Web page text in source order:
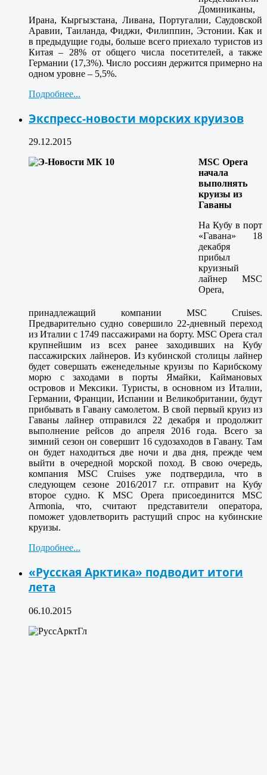
Доминиканы,
Ирана, Кыргызстана, Ливана, Португалии, Саудовской
Аравии, Таиланда, Фиджи, Филиппин, Эстонии. Как и
в предыдущие годы, больше всего приехало туристов из
Китая – 28% от общего числа посетителей, а также
Германии (17,3%). Число россиян держится примерно на
одном уровне – 5,5%.
Подробнее...
Экспресс-новости морских круизов
29.12.2015
MSC Opera
начала
выполнять
круизы из
Гаваны
На Кубу в порт
«Гавана» 18
декабря
прибыл
круизный
лайнер MSC
Opera,
принадлежащий компании MSC Cruises.
Предварительно судно совершило 22-дневный переход
из Италии с 1749 пассажирами на борту. MSC Opera стал
крупнейшим из всех ранее заходивших на Кубу
пассажирских лайнеров. Из кубинской столицы лайнер
будет совершать еженедельные круизы по Карибскому
морю с заходами в порты Ямайки, Каймановых
островов и Мексики. Туристы, в основном из Италии,
Германии, Франции, Испании и Великобритании, будут
прибывать в Гавану самолетом. В свой первый круиз из
Гаваны лайнер отправился 22 декабря и продолжит
выполнение рейсов до апреля 2016 года. Всего за
зимний сезон он совершит 16 судозаходов в Гавану. Там
он будет находиться две ночи и два дня, прежде чем
выйти в очередной морской поход. В свою очередь,
компания MSC Cruises уже подтвердила, что в
следующем сезоне 2016/2017 г.г. отправит на Кубу
второе судно. К MSC Opera присоединится MSC
Armonia, что, считают представители оператора,
поможет удовлетворить растущий спрос на кубинские
круизы.
Подробнее...
«Русская Арктика» подводит итоги
лета
06.10.2015